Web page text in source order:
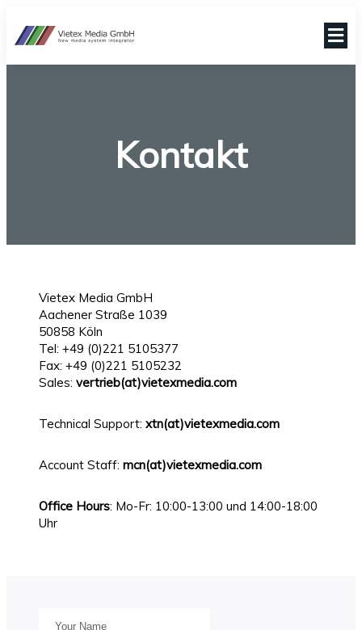
Kontakt
Vietex Media GmbH
Aachener Straße 1039
50858 Köln
Tel: +49 (0)221 5105377
Fax: +49 (0)221 5105232
Sales: vertrieb(at)vietexmedia.com
Technical Support: xtn(at)vietexmedia.com
Account Staff: mcn(at)vietexmedia.com
Office Hours: Mo-Fr: 10:00-13:00 und 14:00-18:00
Uhr